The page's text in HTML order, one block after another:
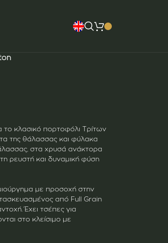
κλασικό πορτοφόλι Τρίτων
της θάλασσας και φύλακα
στα χρυσά ανάκτορα
ρευστή και δυναμική φύση
με προσοχή στην
από Full Grain
Έχει τσέπες για
στο κλείσιμο με